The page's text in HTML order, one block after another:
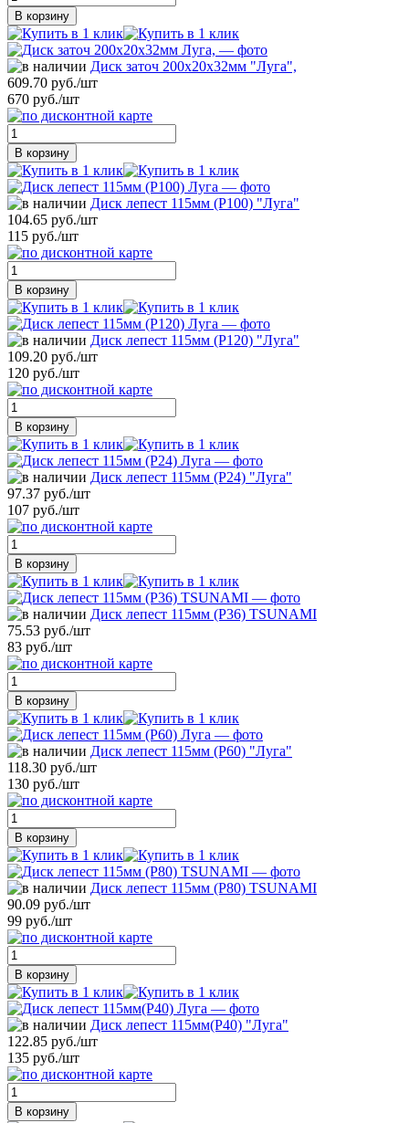
В корзину
Диск заточ 200х20х32мм "Луга",
609.70 руб./шт
670 руб./шт
В корзину
Диск лепест 115мм (Р100) "Луга"
104.65 руб./шт
115 руб./шт
В корзину
Диск лепест 115мм (Р120) "Луга"
109.20 руб./шт
120 руб./шт
В корзину
Диск лепест 115мм (Р24) "Луга"
97.37 руб./шт
107 руб./шт
В корзину
Диск лепест 115мм (Р36) TSUNAMI
75.53 руб./шт
83 руб./шт
В корзину
Диск лепест 115мм (Р60) "Луга"
118.30 руб./шт
130 руб./шт
В корзину
Диск лепест 115мм (Р80) TSUNAMI
90.09 руб./шт
99 руб./шт
В корзину
Диск лепест 115мм(Р40) "Луга"
122.85 руб./шт
135 руб./шт
В корзину